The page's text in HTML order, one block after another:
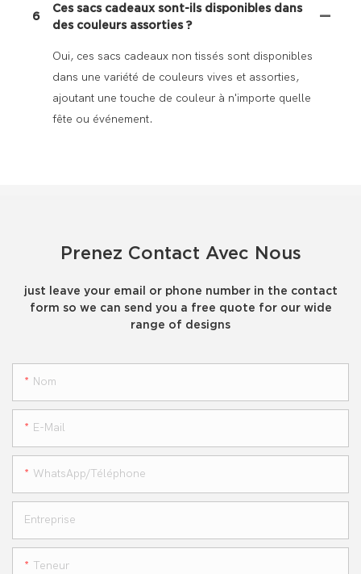
6
Ces sacs cadeaux sont-ils disponibles dans
des couleurs assorties ?
Oui, ces sacs cadeaux non tissés sont disponibles
dans une variété de couleurs vives et assorties,
ajoutant une touche de couleur à n'importe quelle
fête ou événement.
Prenez Contact Avec Nous
just leave your email or phone number in the contact
form so we can send you a free quote for our wide
range of designs
Nom
E-Mail
WhatsApp/téléphone
Entreprise
Teneur